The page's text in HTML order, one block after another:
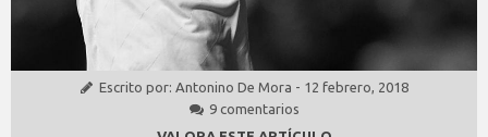
Escrito por: Antonino De Mora - 12 febrero, 2018
9 comentarios